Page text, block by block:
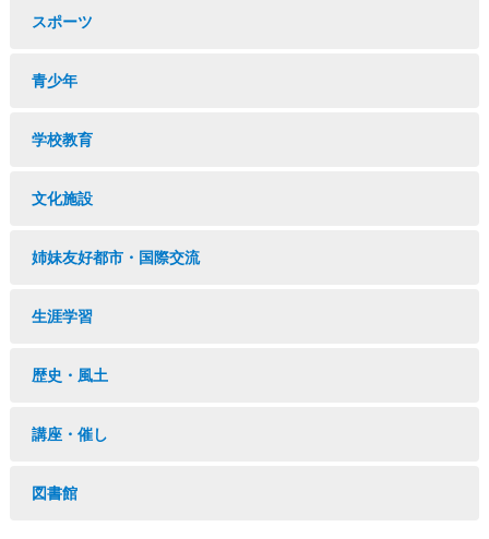
スポーツ
青少年
学校教育
文化施設
姉妹友好都市・国際交流
生涯学習
歴史・風土
講座・催し
図書館